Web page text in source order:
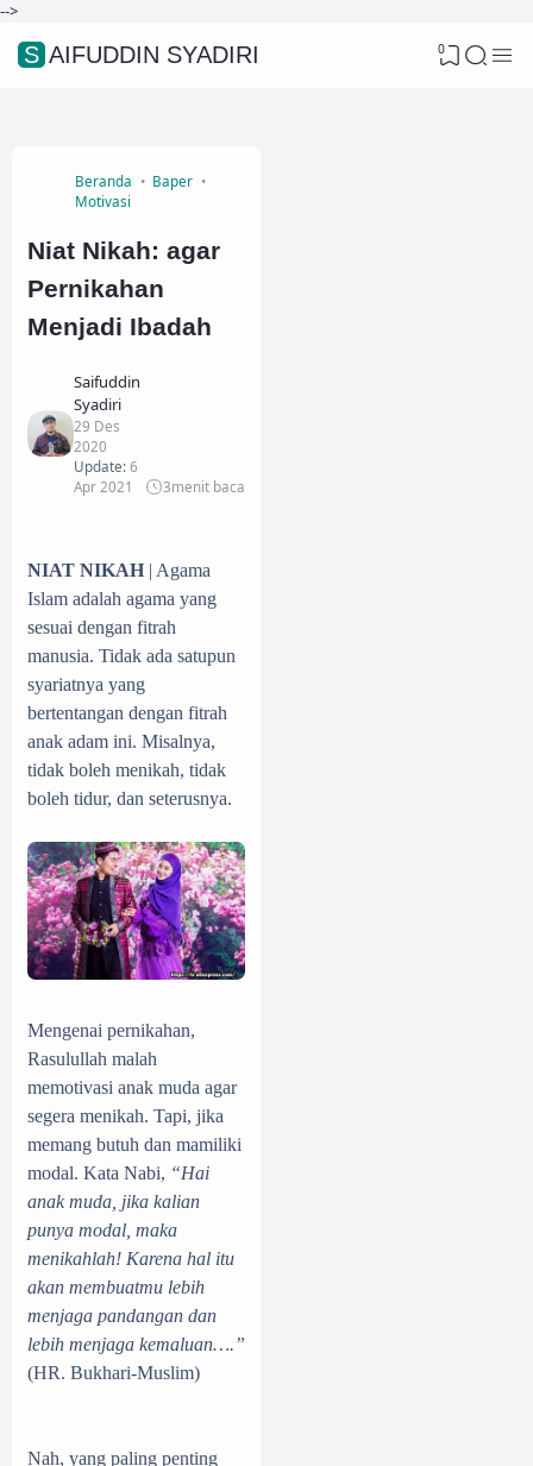
-->
SAIFUDDIN SYADIRI 0
Beranda
Baper
Motivasi
Niat Nikah: agar
Pernikahan
Menjadi Ibadah
Saifuddin
Syadiri
29 Des
2020
Update:6
Apr 2021
3menit baca
NIAT NIKAH | Agama
Islam adalah agama yang
sesuai dengan fitrah
manusia. Tidak ada satupun
syariatnya yang
bertentangan dengan fitrah
anak adam ini. Misalnya,
tidak boleh menikah, tidak
boleh tidur, dan seterusnya.
Mengenai pernikahan,
Rasulullah malah
memotivasi anak muda agar
segera menikah. Tapi, jika
memang butuh dan mamiliki
modal. Kata Nabi, “Hai
anak muda, jika kalian
punya modal, maka
menikahlah! Karena hal itu
akan membuatmu lebih
menjaga pandangan dan
lebih menjaga kemaluan….”
(HR. Bukhari-Muslim)
Nah, yang paling penting